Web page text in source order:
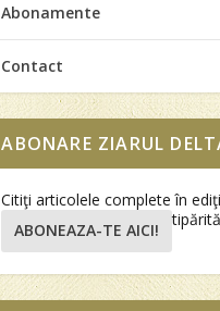
Abonamente
Contact
ABONARE ZIARUL
Citiţi articolele complete în
ABONEAZA-TE AICI!